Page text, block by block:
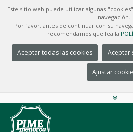
Este sitio web puede utilizar algunas
navegación.
Por favor, antes de continuar con su
recomendamos que lea la
Aceptar todas las cookies Aceptar
Ajustar